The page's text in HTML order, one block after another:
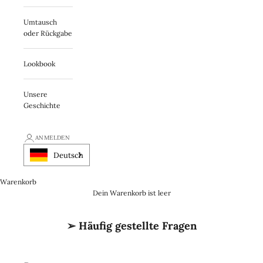
Umtausch
oder Rückgabe
Lookbook
Unsere
Geschichte
ANMELDEN
Deutsch
Warenkorb
Dein Warenkorb ist leer
➢ Häufig gestellte Fragen